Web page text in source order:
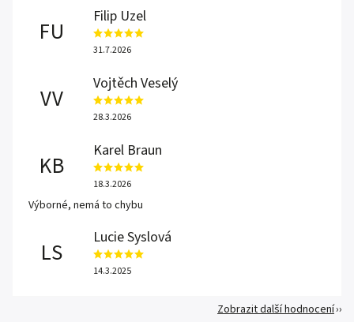
FU
Filip Uzel
31.7.2026
VV
Vojtěch Veselý
28.3.2026
KB
Karel Braun
18.3.2026
Výborné, nemá to chybu
LS
Lucie Syslová
14.3.2025
Zobrazit další hodnocení